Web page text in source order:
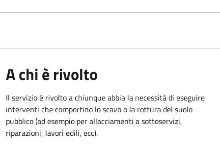
A chi è rivolto
Il servizio è rivolto a chiunque abbia la necessità di eseguire
interventi che comportino lo scavo o la rottura del suolo
pubblico (ad esempio per allacciamenti a sottoservizi,
riparazioni, lavori edili, ecc).